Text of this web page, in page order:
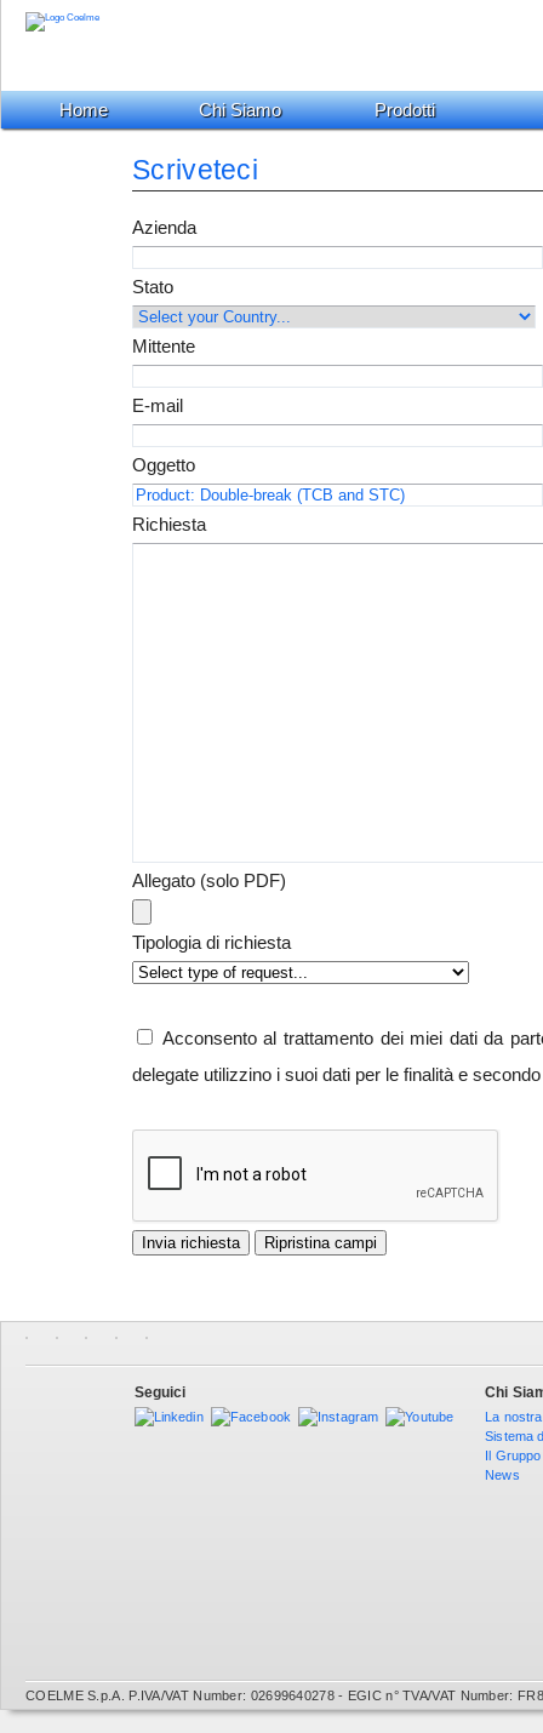
Home Chi Siamo Prodotti
Scriveteci
Azienda
Stato
Mittente
E-mail
Oggetto
Richiesta
Allegato (solo PDF)
Tipologia di richiesta
Acconsento al trattamento dei miei dati da
delegate utilizzino i suoi dati per le finalità e
Seguici Chi
La
Sistema
Il Gruppo
News
COELME S.p.A. P.IVA/VAT Number: 02699640278 - EGIC n° TVA/VAT Number: